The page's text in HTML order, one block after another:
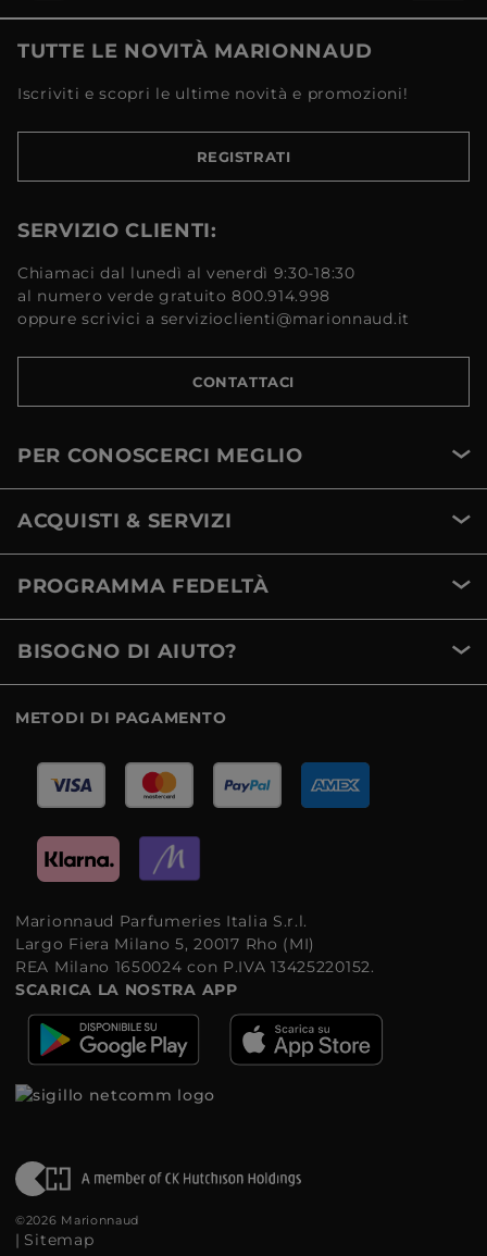
TUTTE LE NOVITÀ MARIONNAUD
Iscriviti e scopri le ultime novità e promozioni!
REGISTRATI
SERVIZIO CLIENTI:
Chiamaci dal lunedì al venerdì 9:30-18:30
al numero verde gratuito 800.914.998
oppure scrivici a servizioclienti@marionnaud.it
CONTATTACI
PER CONOSCERCI MEGLIO
ACQUISTI & SERVIZI
PROGRAMMA FEDELTÀ
BISOGNO DI AIUTO?
METODI DI PAGAMENTO
Marionnaud Parfumeries Italia S.r.l.
Largo Fiera Milano 5, 20017 Rho (MI)
REA Milano 1650024 con P.IVA 13425220152.
SCARICA LA NOSTRA APP
©2026 Marionnaud
| Sitemap